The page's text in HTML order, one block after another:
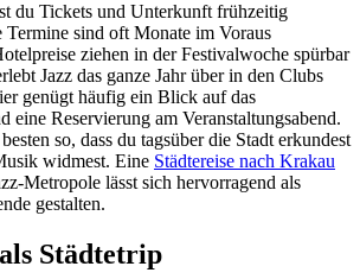
du Tickets und Unterkunft frühzeitig
Termine sind oft Monate im Voraus
ziehen in der Festivalwoche spürbar
Jazz das ganze Jahr über in den Clubs
genügt häufig ein Blick auf das
eine Reservierung am Veranstaltungsabend.
so, dass du tagsüber die Stadt erkundest
widmest. Eine Städtereise nach Krakau
Metropole lässt sich hervorragend als
gestalten.
Städtetrip